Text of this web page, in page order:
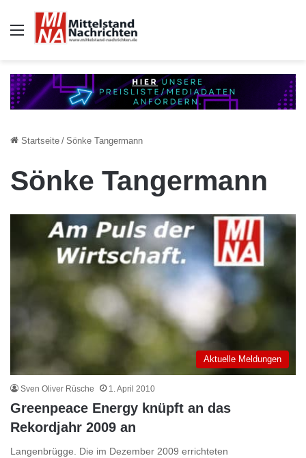
Auswahl
Startseite / Sönke Tangermann
Sönke Tangermann
Aktuelle Meldungen
Sven Oliver Rüsche 1. April 2010
Greenpeace Energy knüpft an das
Rekordjahr 2009 an
Langenbrügge. Die im Dezember 2009 errichteten